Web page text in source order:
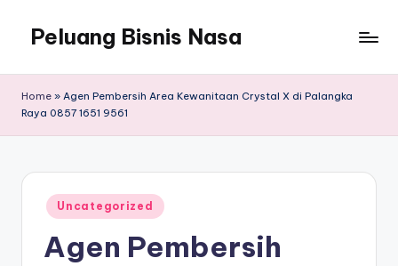
Peluang Bisnis Nasa
Home » Agen Pembersih Area Kewanitaan Crystal X di Palangka
Raya 0857 1651 9561
Posted
in
Uncategorized
Agen Pembersih